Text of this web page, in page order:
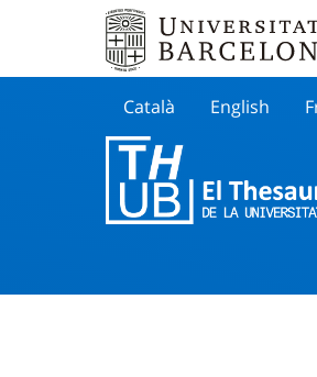
Català English